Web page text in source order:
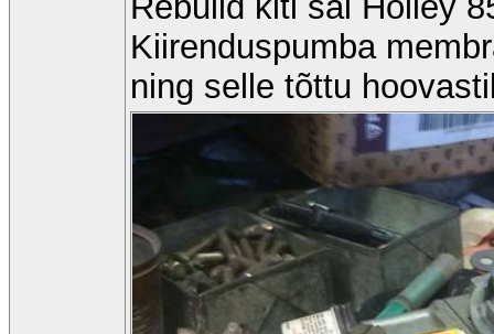
Kiirenduspumba
ning selle tõttu